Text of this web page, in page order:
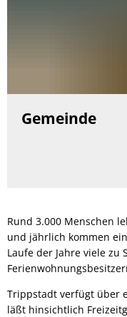
Gemeinde
Rund 3.000 Menschen
und jährlich kommen
Laufe der Jahre viele zu
Trippstadt verfügt über
läßt hinsichtlich